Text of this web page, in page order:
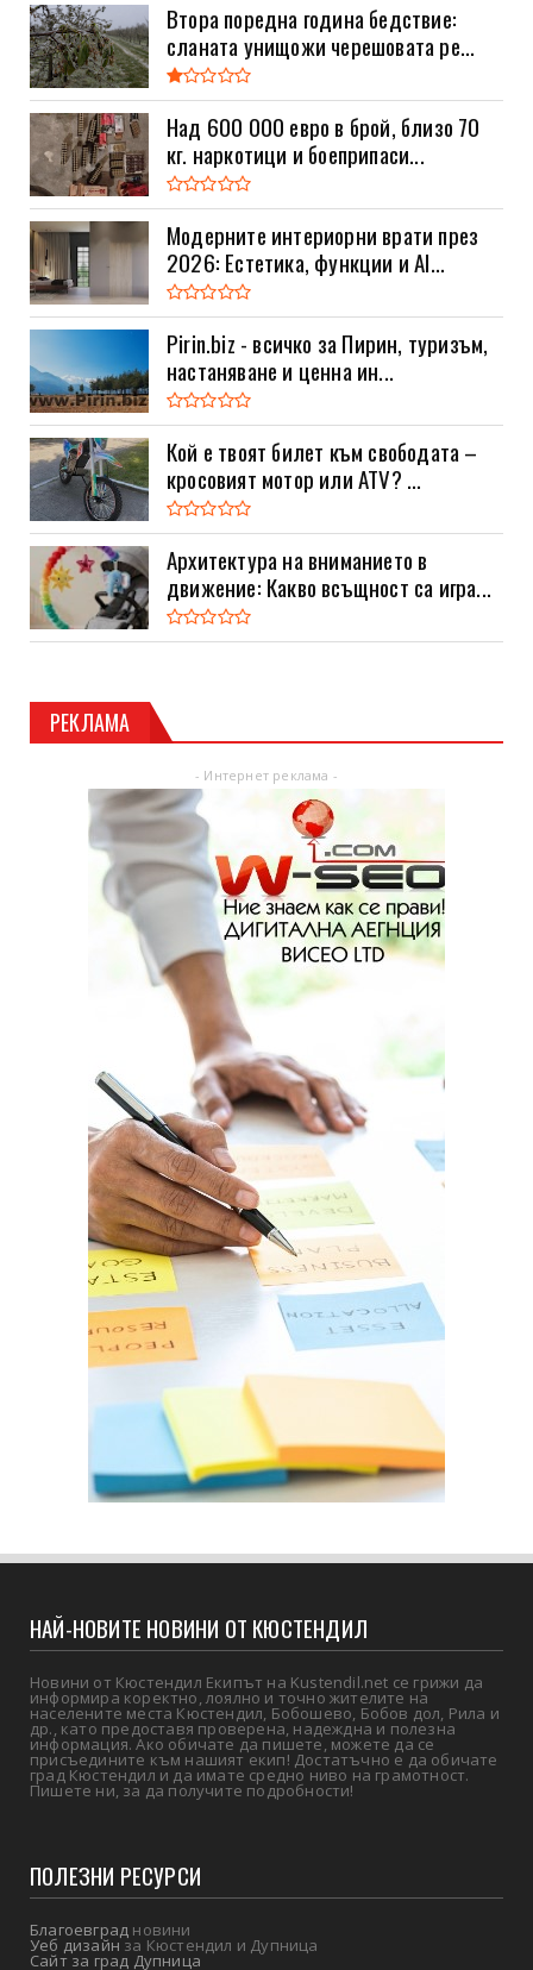
Втора поредна година бедствие:
сланата унищожи черешовата ре...
Над 600 000 евро в брой, близо 70
кг. наркотици и боеприпаси...
Модерните интериорни врати през
2026: Естетика, функции и AI...
Pirin.biz - всичко за Пирин, туризъм,
настаняване и ценна ин...
Кой е твоят билет към свободата –
кросовият мотор или ATV? ...
Архитектура на вниманието в
движение: Какво всъщност са игра...
РЕКЛАМА
- Интернет реклама -
НАЙ-НОВИТЕ НОВИНИ ОТ КЮСТЕНДИЛ
Новини от Кюстендил Екипът на Kustendil.net се грижи да
информира коректно, лоялно и точно жителите на
населените места Кюстендил, Бобошево, Бобов дол, Рила и
др., като предоставя проверена, надеждна и полезна
информация. Ако обичате да пишете, можете да се
присъедините към нашият екип! Достатъчно е да обичате
град Кюстендил и да имате средно ниво на грамотност.
Пишете ни, за да получите подробности!
ПОЛЕЗНИ РЕСУРСИ
Благоевград новини
Уеб дизайнза Кюстендил и Дупница
Сайт за град Дупница